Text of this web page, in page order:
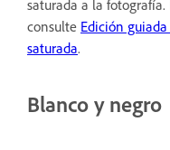
saturada a la
consulte Edición
saturada.
Blanco y negro